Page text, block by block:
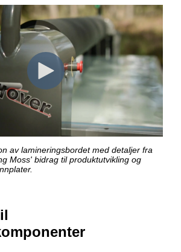
av lamineringsbordet med detaljer fra
Moss' bidrag til produktutvikling og